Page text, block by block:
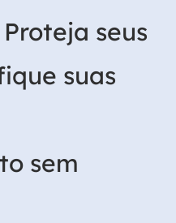
seus
suas
sem